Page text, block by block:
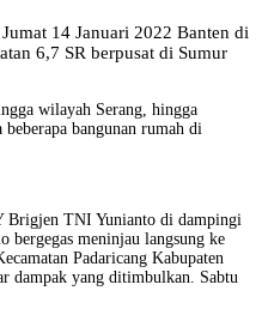
14 Januari 2022 Banten di
6,7 SR berpusat di Sumur
wilayah Serang, hingga
bangunan rumah di
Brigjen TNI Yunianto di dampingi
meninjau langsung ke
Padaricang Kabupaten
dampak yang ditimbulkan. Sabtu